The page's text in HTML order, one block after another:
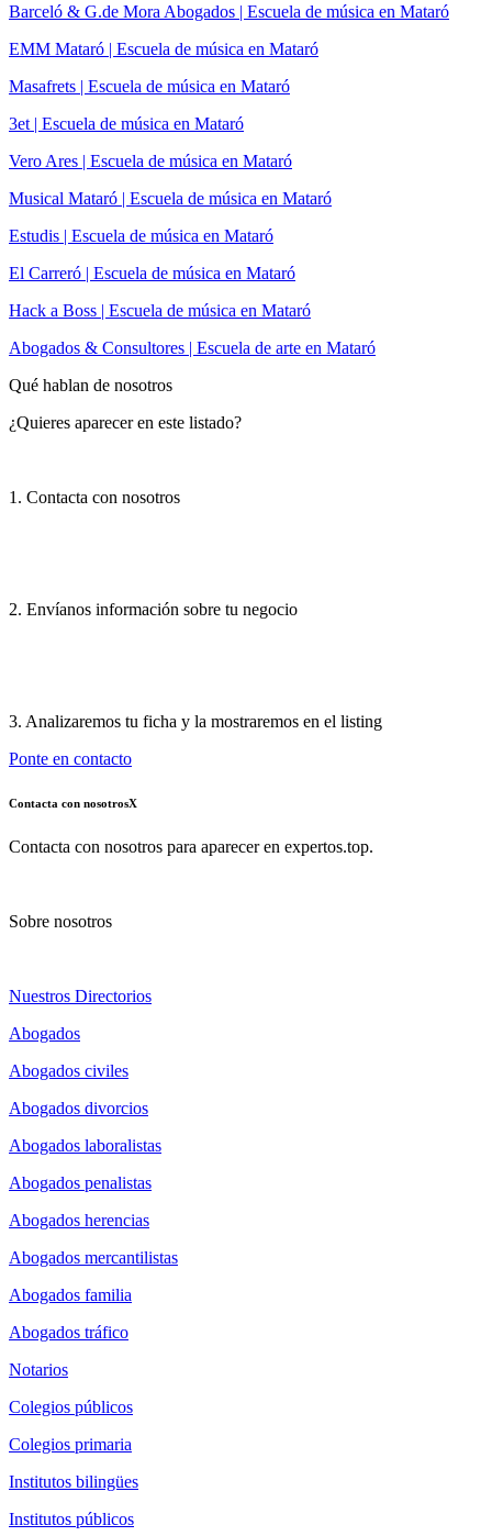
Barceló & G.de Mora Abogados | Escuela de música en Mataró
EMM Mataró | Escuela de música en Mataró
Masafrets | Escuela de música en Mataró
3et | Escuela de música en Mataró
Vero Ares | Escuela de música en Mataró
Musical Mataró | Escuela de música en Mataró
Estudis | Escuela de música en Mataró
El Carreró | Escuela de música en Mataró
Hack a Boss | Escuela de música en Mataró
Abogados & Consultores | Escuela de arte en Mataró
Qué hablan de nosotros
¿Quieres aparecer en este listado?
1. Contacta con nosotros
2. Envíanos información sobre tu negocio
3. Analizaremos tu ficha y la mostraremos en el listing
Ponte en contacto
Contacta con nosotrosX
Contacta con nosotros para aparecer en expertos.top.
Sobre nosotros
Nuestros Directorios
Abogados
Abogados civiles
Abogados divorcios
Abogados laboralistas
Abogados penalistas
Abogados herencias
Abogados mercantilistas
Abogados familia
Abogados tráfico
Notarios
Colegios públicos
Colegios primaria
Institutos bilingües
Institutos públicos